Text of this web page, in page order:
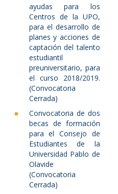
ayudas para los
Centros de la UPO,
para el desarrollo de
planes y acciones de
captación del talento
estudiantil
preuniversitario, para
el curso 2018/2019.
(Convocatoria
Cerrada)
Convocatoria de dos
becas de formación
para el Consejo de
Estudiantes de la
Universidad Pablo de
Olavide
(Convocatoria
Cerrada)